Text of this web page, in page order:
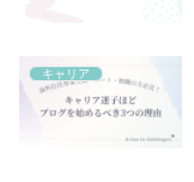
キャリア